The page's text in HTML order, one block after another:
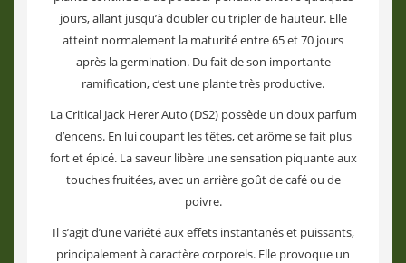
jours, allant jusqu’à doubler ou tripler de hauteur. Elle
atteint normalement la maturité entre 65 et 70 jours
après la germination. Du fait de son importante
ramification, c’est une plante très productive.
La Critical Jack Herer Auto (DS2) possède un doux parfum
d’encens. En lui coupant les têtes, cet arôme se fait plus
fort et épicé. La saveur libère une sensation piquante aux
touches fruitées, avec un arrière goût de café ou de
poivre.
Il s’agit d’une variété aux effets instantanés et puissants,
principalement à caractère corporels. Elle provoque un